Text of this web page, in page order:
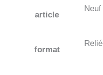
article
Neuf
format
Relié